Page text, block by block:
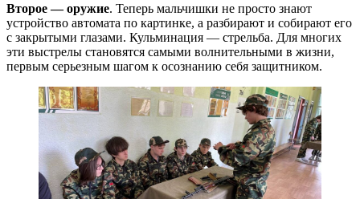
Второе — оружие. Теперь мальчишки не просто знают
устройство автомата по картинке, а разбирают и собирают его
с закрытыми глазами. Кульминация — стрельба. Для многих
эти выстрелы становятся самыми волнительными в жизни,
первым серьезным шагом к осознанию себя защитником.